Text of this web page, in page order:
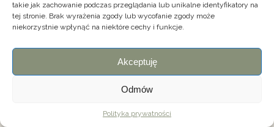
takie jak zachowanie podczas przeglądania lub unikalne identyfikatory na
tej stronie. Brak wyrażenia zgody lub wycofanie zgody może
niekorzystnie wpłynąć na niektóre cechy i funkcje.
Akceptuję
Odmów
Polityka prywatności